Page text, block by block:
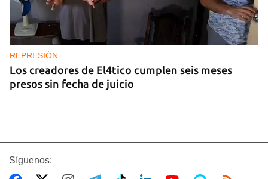
REPRESIÓN
Los creadores de El4tico cumplen seis meses
presos sin fecha de juicio
Síguenos: